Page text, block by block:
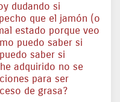
dudando si
que el jamón (o
estado porque veo
puedo saber si
saber si
adquirido no se
para ser
de grasa?